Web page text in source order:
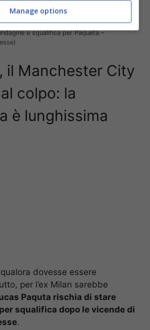
e squalifica per Paqueta –
il Manchester City
colpo: la
è lunghissima
dovesse essere
per l’ex Milan sarebbe
Paquta rischia di stare
squalifica dopo le vicende di
.
Manage options